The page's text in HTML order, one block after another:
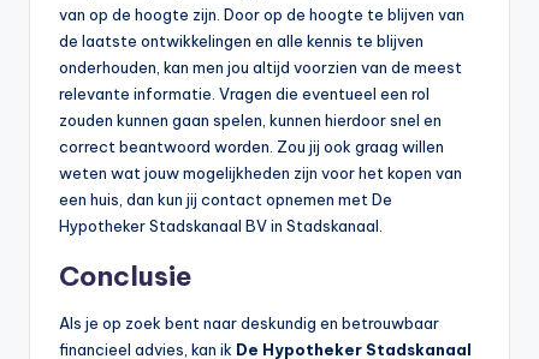
van op de hoogte zijn. Door op de hoogte te blijven van
de laatste ontwikkelingen en alle kennis te blijven
onderhouden, kan men jou altijd voorzien van de meest
relevante informatie. Vragen die eventueel een rol
zouden kunnen gaan spelen, kunnen hierdoor snel en
correct beantwoord worden. Zou jij ook graag willen
weten wat jouw mogelijkheden zijn voor het kopen van
een huis, dan kun jij contact opnemen met De
Hypotheker Stadskanaal BV in Stadskanaal.
Conclusie
Als je op zoek bent naar deskundig en betrouwbaar
financieel advies, kan ik De Hypotheker Stadskanaal